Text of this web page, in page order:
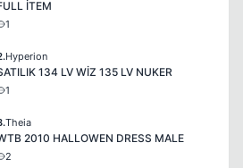
İTEM
1
Hyperion
SATILIK 134 LV WİZ 135 LV NUKER
1
Theia
2010 HALLOWEN DRESS MALE
2